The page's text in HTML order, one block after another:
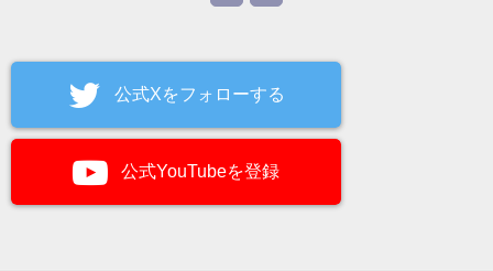
ニコニコQ
公式Xをフォローする
公式YouTubeを登録